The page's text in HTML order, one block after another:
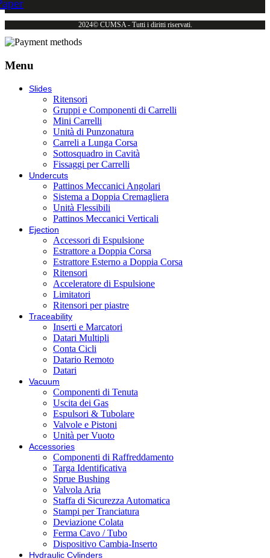
2024© CUMSA - Tutti i diritti riservati.
Menu
Slides
Ritensori
Gruppi e Componenti di Carrelli
Mini Carrelli
Unità di Punzonatura
Carreli a Lunga Corsa
Sottosquadro in Cavità
Fissaggi per Carrelli
Undercuts
Pattinos Meccanici Angolari
Sistema a Doppia Cremagliera
Unità Flessibili
Pattinos Meccanici Verticali
Ejection
Accessori di Espulsione
Estrattore a Doppia Corsa
Estrattore Esterno a Doppia Corsa
Ritensori
Acceleratore di Espulsione
Limitatori
Ritensori per piastre
Traceability
Inserti e Marcatori
Datari Multipli
Conta Cicli
Datario Remoto
Datari
Vacuum
Componenti di Tenuta
Uscita dei Gas
Espulsori & Tubolare
Valvole e Pistoni
Unità per Vuoto
Accessories
Componenti di Raffreddamento
Targa Identificativa
Sprue Bushing
Valvola Aria
Staffa di Sicurezza Automatica
Stampi per Tranciatura
Deviazione Colata
Ferma Cavo / Tubo
Dispositivo Cambia-Inserto
Hydraulic Cylinders